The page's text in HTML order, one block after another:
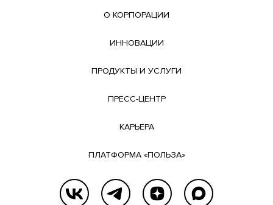
О КОРПОРАЦИИ
ИННОВАЦИИ
ПРОДУКТЫ И УСЛУГИ
ПРЕСС-ЦЕНТР
КАРЬЕРА
ПЛАТФОРМА «ПОЛЬЗА»